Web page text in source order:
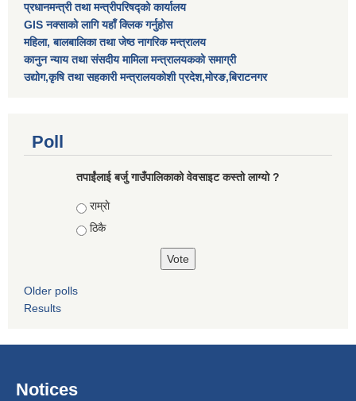
प्रधानमन्त्री तथा मन्त्रीपरिषद्को कार्यालय
GIS नक्साको लागि यहाँ क्लिक गर्नुहोस
महिला, बालबालिका तथा जेष्ठ नागरिक मन्त्रालय
कानुन न्याय तथा संसदीय मामिला मन्त्रालयकको समाग्री
उद्योग,कृषि तथा सहकारी मन्त्रालयकोशी प्रदेश,मोरङ,बिराटनगर
Poll
तपाईंलाई बर्जु गाउँपालिकाको वेवसाइट कस्तो लाग्यो ?
Choices
राम्राे
ठिकै
Older polls
Results
Notices